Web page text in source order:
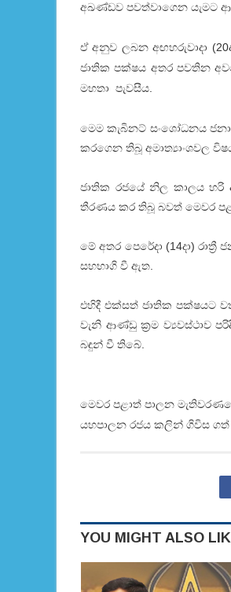
අඛණ්‌ඩව පවත්වාගෙන යැමට
ඒ අනුව ලබන අඟහරුවාදා
ජාතික පක්‌ෂය අතර පවතින
මහතා පැවසීය.
මෙම කැබිනට්‌ සංශෝධනය
කරගෙන තිබූ අමාත්‍යාංශවල
ජාතික රජයේ නිල කාලය හරි
තීරණය කර තිබූ බවත් මෙවර
මේ අතර පෙරේදා (14දා)
සහභාගි වී ඇත.
එහිදී එක්‌සත් ජාතික පක්‌ෂයට
වැනි ආණ්‌ඩු ක්‍රම ව්‍යවස්‌ථාව
බඳුන් වී තිබේ.
මෙවර පළාත් පාලන
යහපාලන රජය කලින් ගිවිස ගත්
YOU MIGHT ALSO